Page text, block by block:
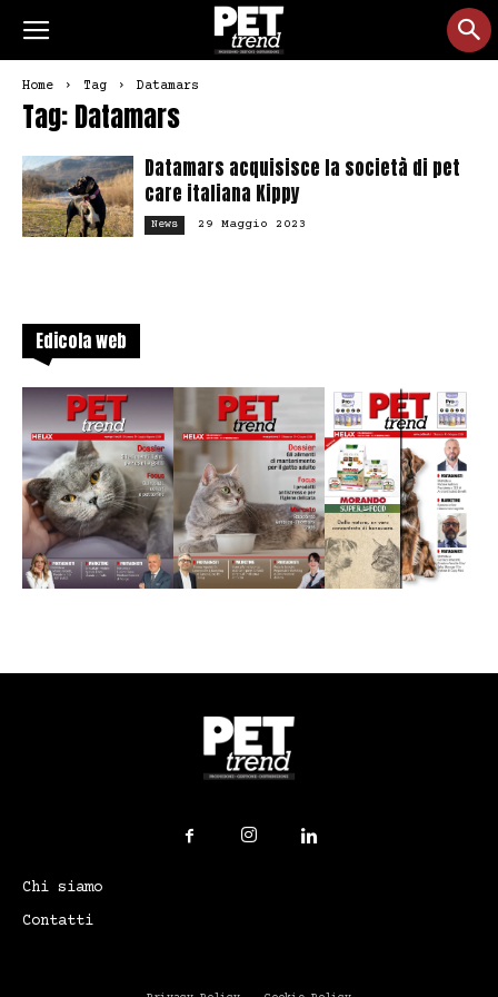
Home Tag Datamars
Tag: Datamars
Datamars acquisisce la società di pet
care italiana Kippy
News 29 Maggio 2023
Edicola web
Chi siamo
Contatti